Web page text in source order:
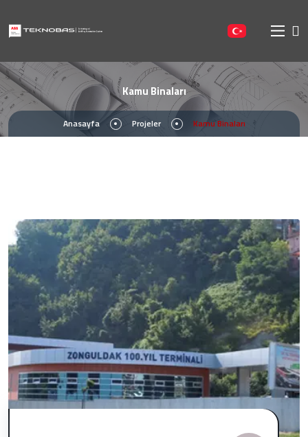
Kamu Binaları
Anasayfa Projeler Kamu Binaları